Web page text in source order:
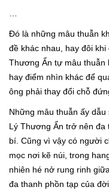
Đó là những mâu thuẫn
đề khác nhau, hay đôi
Thương Ẩn tự mâu thuẫn
hay điểm nhìn khác để
ông phải thay đổi chỗ
Những mâu thuẫn ấy
Lý Thương Ẩn trở nên đa
bí. Cũng vì vậy có người
mọc nơi kẽ núi, trong
nhiên hé nở rung rinh
đa thanh phồn tạp của